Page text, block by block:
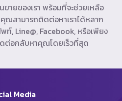
ายของเรา พร้อมที่จะช่วยเหลือ
ณสามารถติดต่อหาเราได้หลาก
ท์, Line@, Facebook, หรือเพียง
ต่อกลับหาคุณโดยเร็วที่สุด
Media